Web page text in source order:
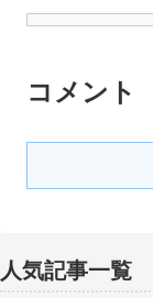
コメント
人気記事一覧